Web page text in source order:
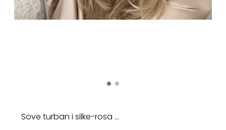
Sove turban i silke-rosa ...